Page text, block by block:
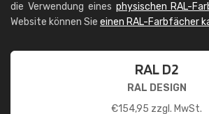
die Verwendung eines physischen RAL-
Website können Sie einen RAL-Farbfächer
RAL D2
RAL DESIGN
€154,95 zzgl. MwSt.